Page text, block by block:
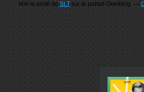
Voir le profil deSLTsur le portail Overblog